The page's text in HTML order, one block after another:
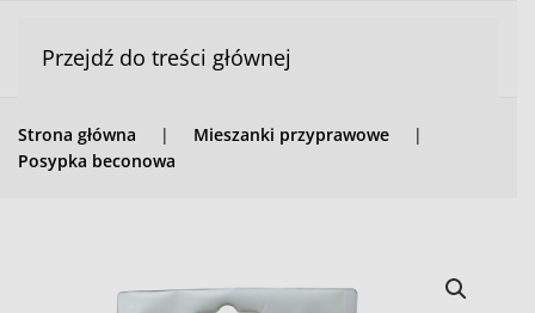
Przejdź do treści głównej
Strona główna
Mieszanki przyprawowe
Posypka beconowa